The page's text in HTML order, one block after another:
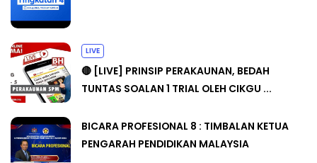
LIVE
🔴 [LIVE] PRINSIP PERAKAUNAN, BEDAH
TUNTAS SOALAN 1 TRIAL OLEH CIKGU ...
BICARA PROFESIONAL 8 : TIMBALAN KETUA
PENGARAH PENDIDIKAN MALAYSIA